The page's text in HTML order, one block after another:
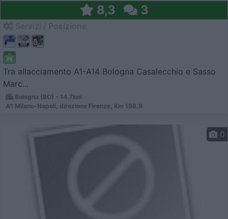
8,3 3
Tra allacciamento A1-A14 Bologna Casalecchio e Sasso
Marc...
Bologna (BO) - 14.7km
A1 Milano-Napoli, direzione Firenze, Km 198.9
0